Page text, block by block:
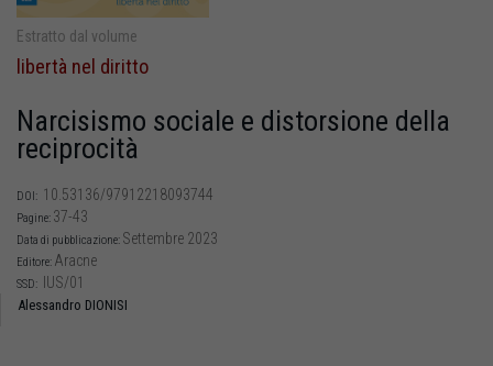
Estratto dal volume
libertà nel diritto
Narcisismo sociale e distorsione della
reciprocità
DOI: 10.53136/97912218093744
Pagine: 37-43
Data di pubblicazione: Settembre 2023
Editore: Aracne
SSD: IUS/01
Alessandro DIONISI